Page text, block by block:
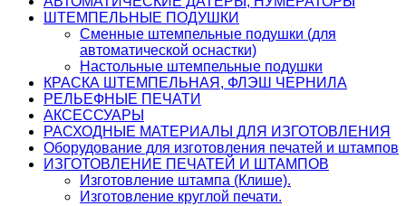
ШТЕМПЕЛЬНЫЕ ПОДУШКИ
Сменные штемпельные подушки (для
автоматической оснастки)
Настольные штемпельные подушки
КРАСКА ШТЕМПЕЛЬНАЯ, ФЛЭШ ЧЕРНИЛА
РЕЛЬЕФНЫЕ ПЕЧАТИ
АКСЕССУАРЫ
РАСХОДНЫЕ МАТЕРИАЛЫ ДЛЯ ИЗГОТОВЛЕНИЯ
Оборудование для изготовления печатей и штампов
ИЗГОТОВЛЕНИЕ ПЕЧАТЕЙ И ШТАМПОВ
Изготовление штампа (Клише).
Изготовление круглой печати.